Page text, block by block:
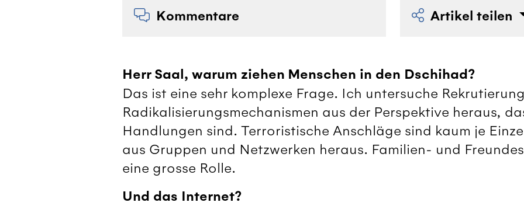
Kommentare Artikel teilen
Herr Saal, warum ziehen Menschen in den Dschihad?
Das ist eine sehr komplexe Frage. Ich untersuche
Radikalisierungsmechanismen aus der Perspektive heraus,
Handlungen sind. Terroristische Anschläge sind kaum je
aus Gruppen und Netzwerken heraus. Familien- und
eine grosse Rolle.
Und das Internet?